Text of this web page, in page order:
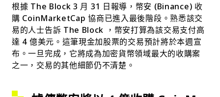
根據 The Block 3 月 31 日報導，幣安 (Binance) 收
購 CoinMarketCap 協商已進入最後階段。熟悉該交
易的人士告訴 The Block ，幣安打算為該交易支付高
達 4 億美元。這筆現金加股票的交易預計將於本週宣
布。一旦完成，它將成為加密貨幣領域最大的收購案
之一，交易的其他細節仍不清楚。